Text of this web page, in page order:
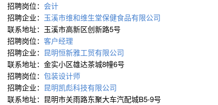
招聘岗位： 会计
招聘企业： 玉溪市维和维生堂保健食品有限公司
联系地址：玉溪市高新区创新路5号
招聘岗位： 客户经理
招聘企业： 昆明恒新雅工贸有限公司
联系地址：金实小区雄达茶城8幢6号
招聘岗位： 包装设计师
招聘企业： 昆明凯彪科技有限公司
联系地址：昆明市关雨路东聚大车汽配城B5-9号